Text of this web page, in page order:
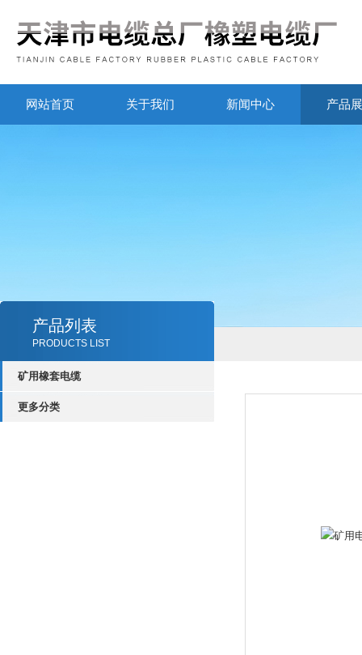
网站首页 关于我们 新闻中心 产品
产品列表
PRODUCTS LIST
矿用橡套电缆
更多分类